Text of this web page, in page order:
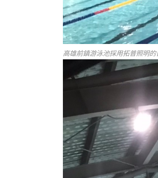
高雄前鎮游泳池採用拓普照明